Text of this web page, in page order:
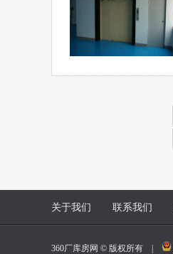
关于我们 联系我们
360厂库房网 © 版权所有 |